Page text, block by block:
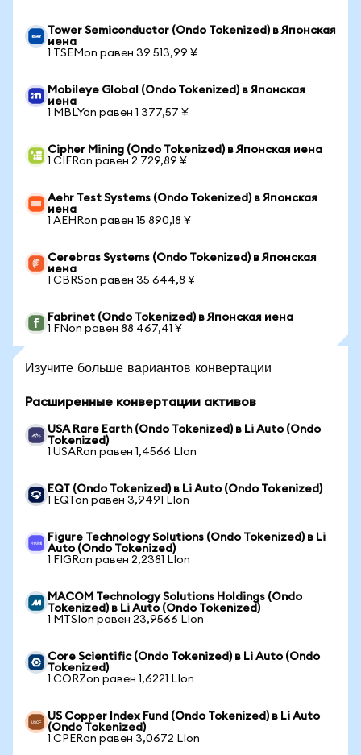
Tower Semiconductor (Ondo Tokenized) в Японская
иена
1 TSEMon равен 39 513,99 ¥
Mobileye Global (Ondo Tokenized) в Японская
иена
1 MBLYon равен 1 377,57 ¥
Cipher Mining (Ondo Tokenized) в Японская иена
1 CIFRon равен 2 729,89 ¥
Aehr Test Systems (Ondo Tokenized) в Японская
иена
1 AEHRon равен 15 890,18 ¥
Cerebras Systems (Ondo Tokenized) в Японская
иена
1 CBRSon равен 35 644,8 ¥
Fabrinet (Ondo Tokenized) в Японская иена
1 FNon равен 88 467,41 ¥
Изучите больше вариантов конвертации
Расширенные конвертации активов
USA Rare Earth (Ondo Tokenized) в Li Auto (Ondo
Tokenized)
1 USARon равен 1,4566 LIon
EQT (Ondo Tokenized) в Li Auto (Ondo Tokenized)
1 EQTon равен 3,9491 LIon
Figure Technology Solutions (Ondo Tokenized) в Li
Auto (Ondo Tokenized)
1 FIGRon равен 2,2381 LIon
MACOM Technology Solutions Holdings (Ondo
Tokenized) в Li Auto (Ondo Tokenized)
1 MTSIon равен 23,9566 LIon
Core Scientific (Ondo Tokenized) в Li Auto (Ondo
Tokenized)
1 CORZon равен 1,6221 LIon
US Copper Index Fund (Ondo Tokenized) в Li Auto
(Ondo Tokenized)
1 CPERon равен 3,0672 LIon